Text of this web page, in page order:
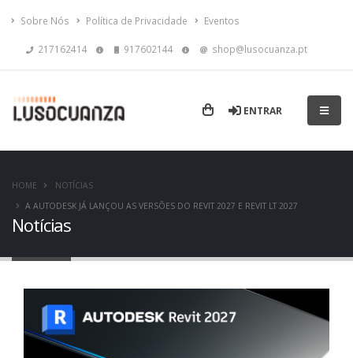
Sobre Nós Política de Privacidade Eventos
217162414 917602144 shop@lusocuanza.pt
ENTRAR
Notícias
HOME
NOTÍCIAS
A AUTODESK JÁ LANÇOU AS VERSÕES DO REVIT 2027 E REVIT LT 2027